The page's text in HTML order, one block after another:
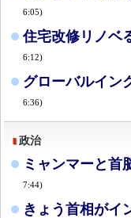
6:05)
住宅改修リノベ
6:12)
グローバルイン
6:36)
政治
ミャンマーと首
7:44)
きょう首相がイ